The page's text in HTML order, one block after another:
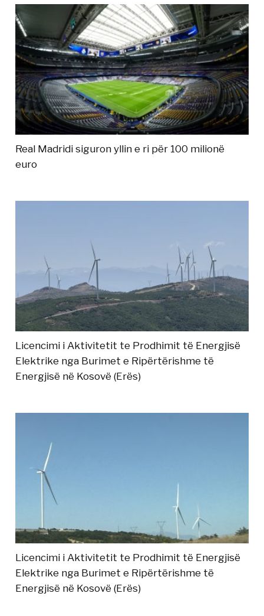
Real Madridi siguron yllin e ri për 100 milionë
euro
Licencimi i Aktivitetit te Prodhimit të Energjisë
Elektrike nga Burimet e Ripërtërishme të
Energjisë në Kosovë (Erës)
Licencimi i Aktivitetit te Prodhimit të Energjisë
Elektrike nga Burimet e Ripërtërishme të
Energjisë në Kosovë (Erës)